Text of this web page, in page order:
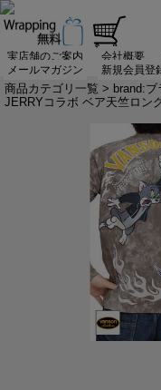
実店舗のご案内 会社概要
メールマガジン
新規会員登
商品カテゴリ一覧 > brand:ブ
JERRYコラボ ベア天竺ロン